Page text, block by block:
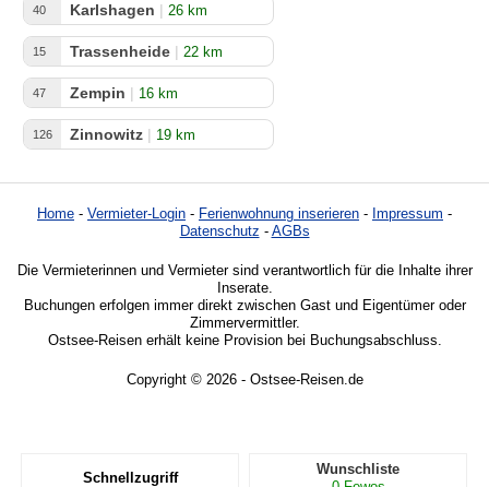
40 Karlshagen | 26 km
15 Trassenheide | 22 km
47 Zempin | 16 km
126 Zinnowitz | 19 km
Home - Vermieter-Login - Ferienwohnung inserieren - Impressum -
Datenschutz - AGBs
Die Vermieterinnen und Vermieter sind verantwortlich für die Inhalte ihrer
Inserate.
Buchungen erfolgen immer direkt zwischen Gast und Eigentümer oder
Zimmervermittler.
Ostsee-Reisen erhält keine Provision bei Buchungsabschluss.
Copyright © 2026 - Ostsee-Reisen.de
Schnellzugriff
Wunschliste